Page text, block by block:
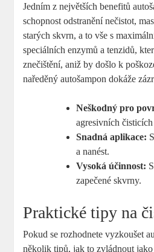
Jedním z největších benefitů
schopnost odstranění nečistot,
starých skvrn, a to vše s
speciálních enzymů a tenzidů,
znečištění, aniž by došlo k
naředěný autošampon dokáže
Neškodný pro
agresivních
Snadná aplikace:
a nanést.
Vysoká účinnost:
zapečené skvrny.
Praktické tipy na
Pokud se rozhodnete vyzkoušet
několik tipů, jak to zvládnout